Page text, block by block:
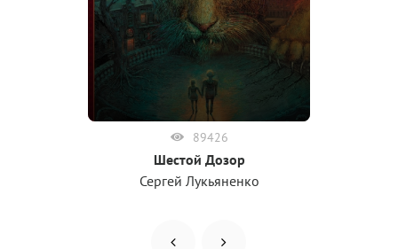
89426
Шестой Дозор
Сергей Лукьяненко